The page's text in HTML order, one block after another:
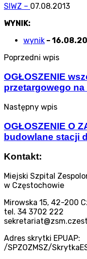
SIWZ – 07.08.2013
WYNIK:
wynik –
Poprzedni wpis
OGŁOSZENIE
przetargowego
Następny wpis
OGŁOSZENIE O
budowlane stacji
Kontakt:
Miejski Szpital
w Częstochowie
Mirowska 15, 42-200
tel. 34 3702 222
Adres skrytki EPUAP:
/SPZOZMSZ/